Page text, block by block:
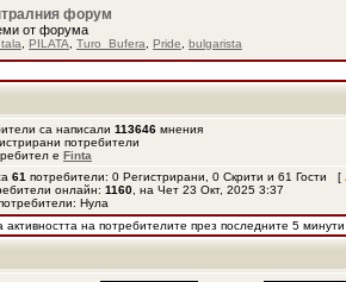
форум
от форума
PILATA Turo_Bufera Pride bulgarista
са написали 113646 мнения
потребители
е Finta
61 потребители: 0 Регистрирани, 0 Скрити и 61 Гости [
онлайн: 1160 , на Чет 23 Окт, 2025 3:37
Нула
на потребителите през последните 5 минути